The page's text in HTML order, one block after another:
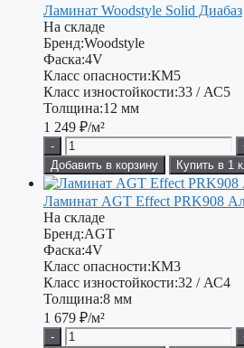
Ламинат Woodstyle Solid Диабаз
На складе
Бренд:Woodstyle
Фаска:4V
Класс опасности:КМ5
Класс изностойкости:33 / АС5
Толщина:12 мм
1 249 ₽/м²
-
Добавить в корзину
Купить в 1
Ламинат AGT Effect PRK908
На складе
Бренд:AGT
Фаска:4V
Класс опасности:КМ3
Класс изностойкости:32 / АС4
Толщина:8 мм
1 679 ₽/м²
-